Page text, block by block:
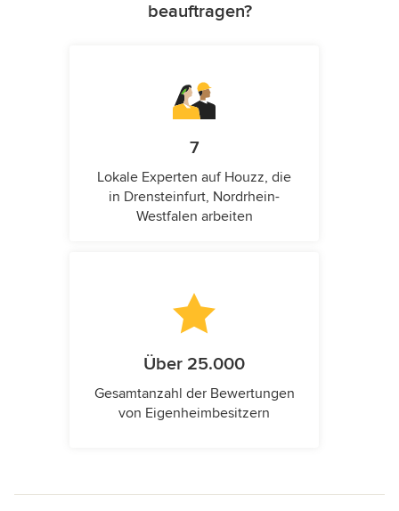
beauftragen?
7
Lokale Experten auf Houzz, die
in Drensteinfurt, Nordrhein-
Westfalen arbeiten
Über 25.000
Gesamtanzahl der Bewertungen
von Eigenheimbesitzern